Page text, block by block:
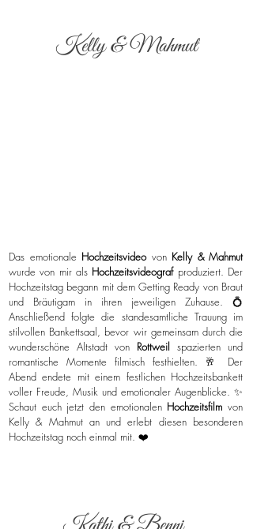
Kelly & Mahmut
Das emotionale Hochzeitsvideovon Kelly & Mahmut
wurde von mir als Hochzeitsvideograf produziert. Der
Hochzeitstag begann mit dem Getting Ready von Braut
und Bräutigam in ihren jeweiligen Zuhause. 💍
Anschließend folgte die standesamtliche Trauung im
stilvollen Bankettsaal, bevor wir gemeinsam durch die
wunderschöne Altstadt von Rottweil spazierten und
romantische Momente filmisch festhielten. 🥂 Der
Abend endete mit einem festlichen Hochzeitsbankett
voller Freude, Musik und emotionaler Augenblicke. ✨
Schaut euch jetzt den emotionalen Hochzeitsfilmvon
Kelly & Mahmut an und erlebt diesen besonderen
Hochzeitstag noch einmal mit. ❤️